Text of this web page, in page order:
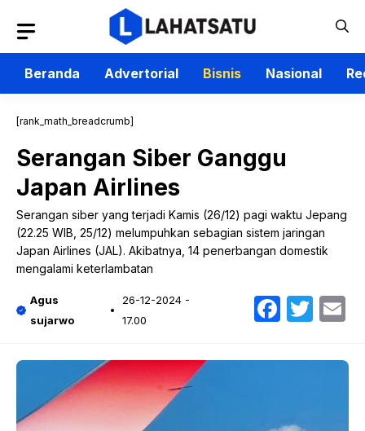
isi
Beranda
Advertorial Bisnis Nasional
[rank_math_breadcrumb]
Serangan Siber Ganggu
Japan Airlines
Serangan siber yang terjadi Kamis (26/12) pagi waktu Jepang
(22.25 WIB, 25/12) melumpuhkan sebagian sistem jaringan
Japan Airlines (JAL). Akibatnya, 14 penerbangan domestik
mengalami keterlambatan
Agus
sujarwo
26-12-2024 -
17.00